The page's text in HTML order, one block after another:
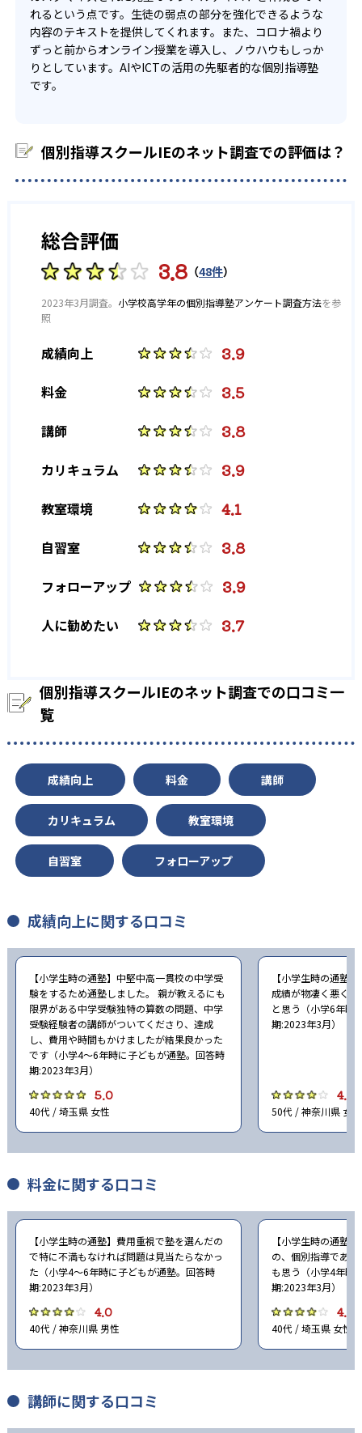
※2023年度 東大和校記載
他、多数合格
れるという点です。生徒の弱点の部分を強化できるような
内容のテキストを提供してくれます。また、コロナ禍より
ずっと前からオンライン授業を導入し、ノウハウもしっか
りとしています。AIやICTの活用の先駆者的な個別指導塾
です。
個別指導スクールIEのネット調査での評価は？
総合評価
3.8 （48件）
2023年3月調査。 小学校高学年の個別指導塾アンケート調査方法を参
照
成績向上 3.9
料金 3.5
講師 3.8
カリキュラム 3.9
教室環境 4.1
自習室 3.8
フォローアップ 3.9
人に勧めたい 3.7
個別指導スクールIEのネット調査での口コミ一
覧
成績向上 料金 講師
カリキュラム 教室環境
自習室 フォローアップ
成績向上に関する口コミ
【小学生時の通塾】中堅中高一貫校の中学受
験をするため通塾しました。 親が教えるにも
限界がある中学受験独特の算数の問題、中学
受験経験者の講師がついてくださり、達成
し、費用や時間もかけましたが結果良かった
です（小学4〜6年時に子どもが通塾。回答時
期:2023年3月）
5.0
40代 / 埼玉県 女性
【小学生時の通塾
成績が物凄く悪く
と思う（小学6年時
期:2023年3月）
4.0
50代 / 神奈川県 女性
料金に関する口コミ
【小学生時の通塾】費用重視で塾を選んだの
で特に不満もなければ問題は見当たらなかっ
た（小学4〜6年時に子どもが通塾。回答時
期:2023年3月）
4.0
40代 / 神奈川県 男性
【小学生時の通塾
の、個別指導であ
も思う（小学4年時
期:2023年3月）
4.0
40代 / 埼玉県 女性
講師に関する口コミ